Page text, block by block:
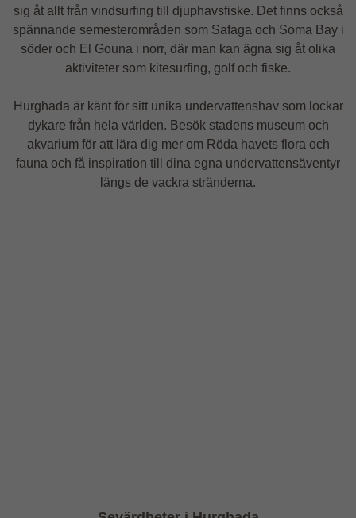
sig åt allt från vindsurfing till djuphavsfiske. Det finns också
spännande semesterområden som Safaga och Soma Bay i
söder och El Gouna i norr, där man kan ägna sig åt olika
aktiviteter som kitesurfing, golf och fiske.
Hurghada är känt för sitt unika undervattenshav som lockar
dykare från hela världen. Besök stadens museum och
akvarium för att lära dig mer om Röda havets flora och
fauna och få inspiration till dina egna undervattensäventyr
längs de vackra stränderna.